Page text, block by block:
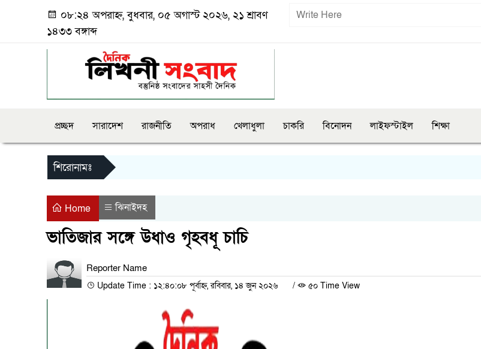
০৮:২৪ অপরাহ্ন, বুধবার, ০৫ অগাস্ট ২০২৬, ২১ শ্রাবণ
১৪৩৩ বঙ্গাব্দ
প্রচ্ছদ সারাদেশ রাজনীতি অপরাধ খেলাধুলা চাকরি বিনোদন লাইফস্টাইল শিক্ষা
শিরোনামঃ
Home ঝিনাইদহ
ভাতিজার সঙ্গে উধাও গৃহবধূ চাচি
Reporter Name
Update Time : ১২:৪০:০৮ পূর্বাহ্ন, রবিবার, ১৪ জুন ২০২৬ / ৫০ Time View